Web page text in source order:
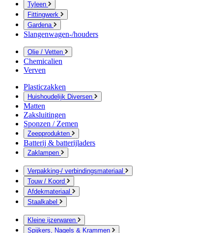
Tyleen
Fittingwerk
Gardena
Slangenwagen-/houders
Olie / Vetten
Chemicalien
Verven
Plasticzakken
Huishoudelijk Diversen
Matten
Zaksluitingen
Sponzen / Zemen
Zeepprodukten
Batterij & batterijladers
Zaklampen
Verpakking-/ verbindingsmateriaal
Touw / Koord
Afdekmateriaal
Staalkabel
Kleine ijzerwaren
Spijkers, Nagels & Krammen